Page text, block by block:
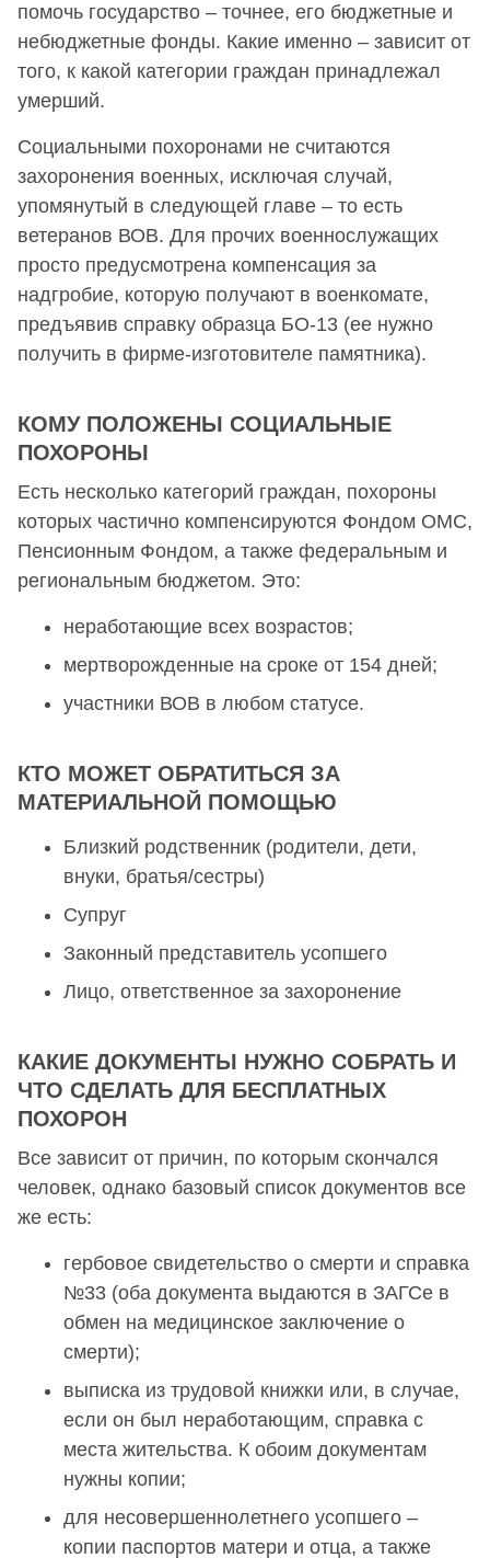
помочь государство – точнее, его бюджетные и
небюджетные фонды. Какие именно – зависит от
того, к какой категории граждан принадлежал
умерший.
Социальными похоронами не считаются
захоронения военных, исключая случай,
упомянутый в следующей главе – то есть
ветеранов ВОВ. Для прочих военнослужащих
просто предусмотрена компенсация за
надгробие, которую получают в военкомате,
предъявив справку образца БО-13 (ее нужно
получить в фирме-изготовителе памятника).
КОМУ ПОЛОЖЕНЫ СОЦИАЛЬНЫЕ
ПОХОРОНЫ
Есть несколько категорий граждан, похороны
которых частично компенсируются Фондом ОМС,
Пенсионным Фондом, а также федеральным и
региональным бюджетом. Это:
неработающие всех возрастов;
мертворожденные на сроке от 154 дней;
участники ВОВ в любом статусе.
КТО МОЖЕТ ОБРАТИТЬСЯ ЗА
МАТЕРИАЛЬНОЙ ПОМОЩЬЮ
Близкий родственник (родители, дети,
внуки, братья/сестры)
Супруг
Законный представитель усопшего
Лицо, ответственное за захоронение
КАКИЕ ДОКУМЕНТЫ НУЖНО СОБРАТЬ И
ЧТО СДЕЛАТЬ ДЛЯ БЕСПЛАТНЫХ
ПОХОРОН
Все зависит от причин, по которым скончался
человек, однако базовый список документов все
же есть:
гербовое свидетельство о смерти и справка
№33 (оба документа выдаются в ЗАГСе в
обмен на медицинское заключение о
смерти);
выписка из трудовой книжки или, в случае,
если он был неработающим, справка с
места жительства. К обоим документам
нужны копии;
для несовершеннолетнего усопшего –
копии паспортов матери и отца, а также